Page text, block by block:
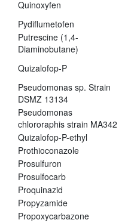
Quinoxyfen
Pydiflumetofen
Putrescine (1,4-
Diaminobutane)
Quizalofop-P
Pseudomonas sp. Strain
DSMZ 13134
Pseudomonas
chlororaphis strain MA342
Quizalofop-P-ethyl
Prothioconazole
Prosulfuron
Prosulfocarb
Proquinazid
Propyzamide
Propoxycarbazone